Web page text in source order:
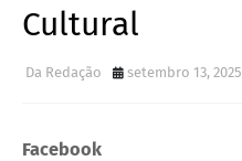
Cultural
Da Redação setembro 13, 2025
Facebook